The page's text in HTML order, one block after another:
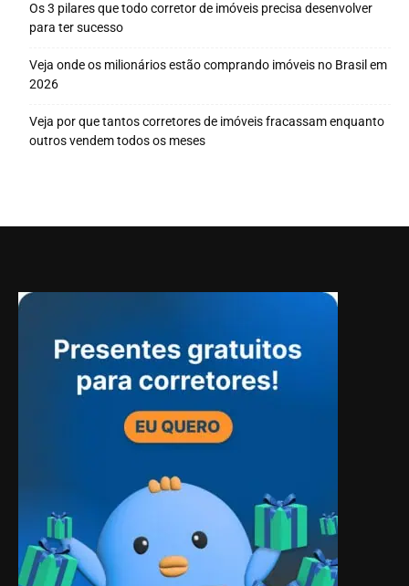
Os 3 pilares que todo corretor de imóveis precisa desenvolver
para ter sucesso
Veja onde os milionários estão comprando imóveis no Brasil em
2026
Veja por que tantos corretores de imóveis fracassam enquanto
outros vendem todos os meses